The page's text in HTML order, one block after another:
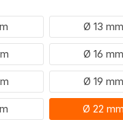
Ø 13 mm
Ø 16 mm
Ø 19 mm
Ø 22 mm